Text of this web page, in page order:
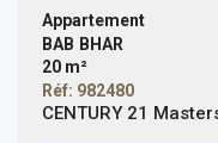
Appartement
BAB BHAR
20 m²
Réf: 982480
CENTURY 21